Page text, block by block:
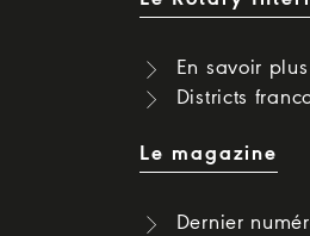
En savoir plus
Districts
Le magazine
Dernier